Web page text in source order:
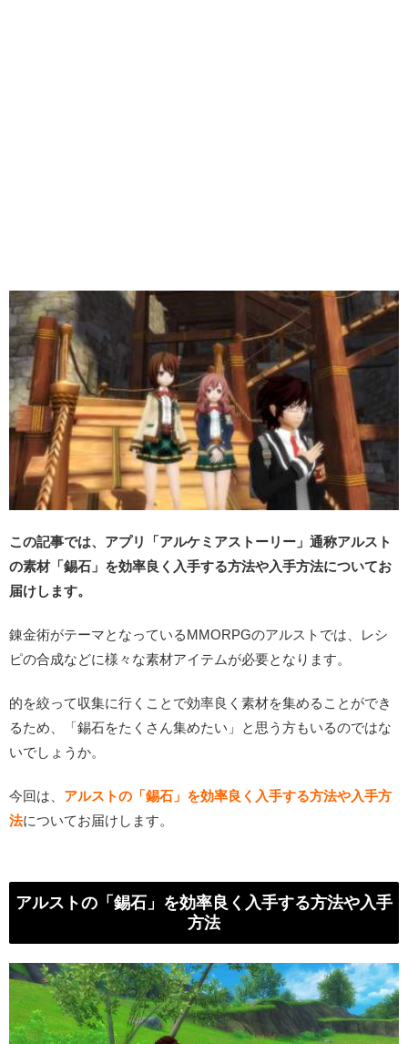
この記事では、アプリ「アルケミアストーリー」通称アルスト
の素材「錫石」を効率良く入手する方法や入手方法についてお
届けします。
錬金術がテーマとなっているMMORPGのアルストでは、レシ
ピの合成などに様々な素材アイテムが必要となります。
的を絞って収集に行くことで効率良く素材を集めることができ
るため、「錫石をたくさん集めたい」と思う方もいるのではな
いでしょうか。
今回は、 アルストの「錫石」を効率良く入手する方法や入手方
法についてお届けします。
アルストの「錫石」を効率良く入手する方法や入手
方法